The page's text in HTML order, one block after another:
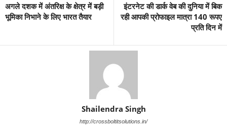
अगले दशक में अंतरिक्ष के क्षेत्र में बड़ी
भूमिका निभाने के लिए भारत तैयार
इंटरनेट की डार्क वेब की दुनिया में बिक
रही आपकी प्रोफाइल मात्रा 140 रूपए
प्रति दिन में
Shailendra Singh
http://crossboltitsolutions.in/